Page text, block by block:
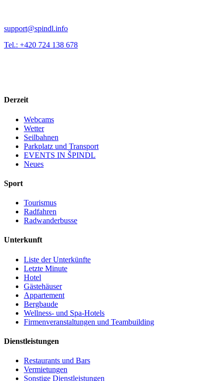
support@spindl.info
Tel.: +420 724 138 678
Derzeit
Webcams
Wetter
Seilbahnen
Parkplatz und Transport
EVENTS IN ŠPINDL
Neues
Sport
Tourismus
Radfahren
Radwanderbusse
Unterkunft
Liste der Unterkünfte
Letzte Minute
Hotel
Gästehäuser
Appartement
Bergbaude
Wellness- und Spa-Hotels
Firmenveranstaltungen und Teambuilding
Dienstleistungen
Restaurants und Bars
Vermietungen
Sonstige Dienstleistungen